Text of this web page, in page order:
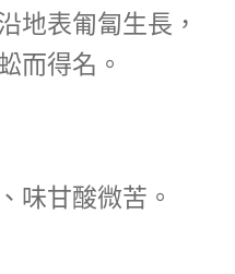
地表匍匐生長，
而得名。
味甘酸微苦。